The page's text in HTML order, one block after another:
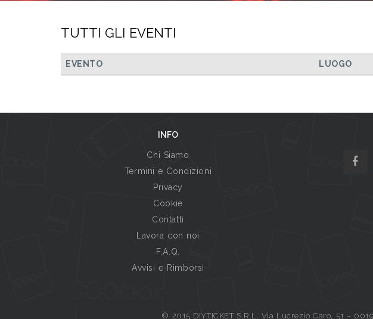
TUTTI GLI EVENTI
EVENTO LUOGO
INFO
Chi Siamo
Termini e Condizioni
Privacy
Cookie
Contatti
Lavora con noi
F.A.Q.
Avvisi e Rimborsi
© 2015 DIYTICKET S.R.L. Via Lucrezio Caro, 51 –